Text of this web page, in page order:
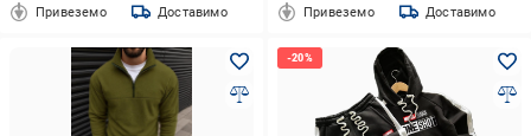
Привеземо Доставимо Привеземо Доставимо